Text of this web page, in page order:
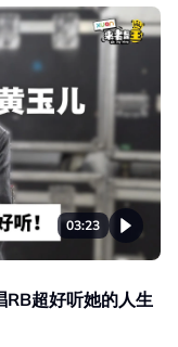
03:23
RB超好听她的人生